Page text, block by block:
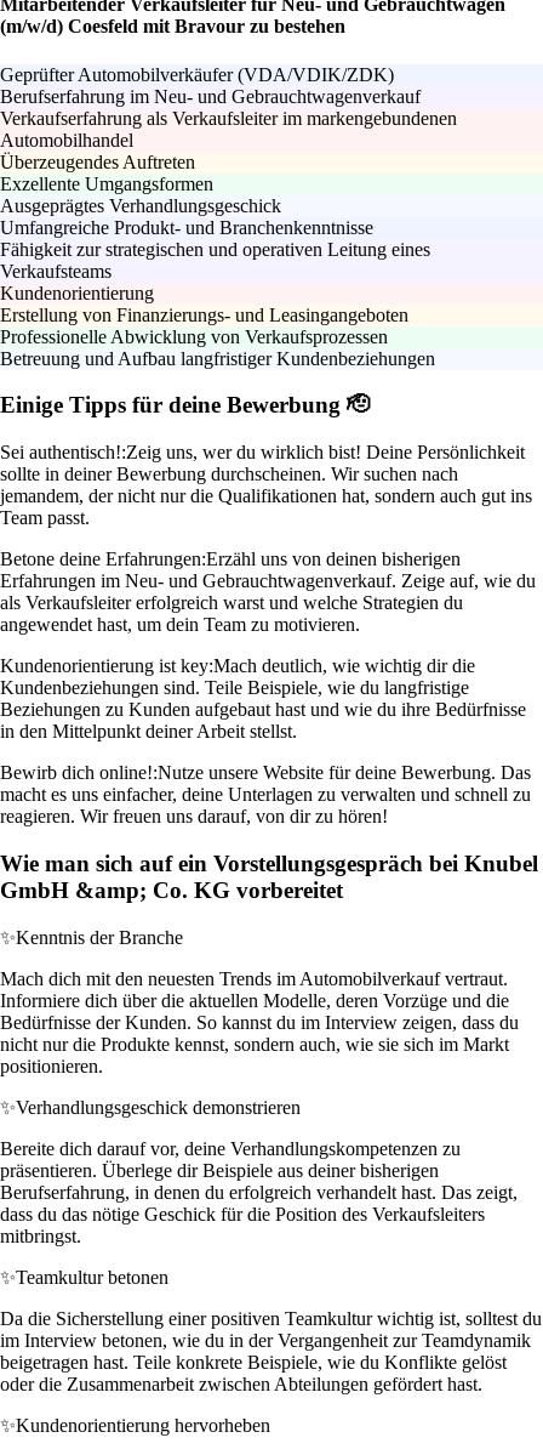
Mitarbeitender Verkaufsleiter für Neu- und Gebrauchtwagen
(m/w/d) Coesfeld mit Bravour zu bestehen
Geprüfter Automobilverkäufer (VDA/VDIK/ZDK)
Berufserfahrung im Neu- und Gebrauchtwagenverkauf
Verkaufserfahrung als Verkaufsleiter im markengebundenen
Automobilhandel
Überzeugendes Auftreten
Exzellente Umgangsformen
Ausgeprägtes Verhandlungsgeschick
Umfangreiche Produkt- und Branchenkenntnisse
Fähigkeit zur strategischen und operativen Leitung eines
Verkaufsteams
Kundenorientierung
Erstellung von Finanzierungs- und Leasingangeboten
Professionelle Abwicklung von Verkaufsprozessen
Betreuung und Aufbau langfristiger Kundenbeziehungen
Einige Tipps für deine Bewerbung 🫡
Sei authentisch!:Zeig uns, wer du wirklich bist! Deine Persönlichkeit
sollte in deiner Bewerbung durchscheinen. Wir suchen nach
jemandem, der nicht nur die Qualifikationen hat, sondern auch gut ins
Team passt.
Betone deine Erfahrungen:Erzähl uns von deinen bisherigen
Erfahrungen im Neu- und Gebrauchtwagenverkauf. Zeige auf, wie du
als Verkaufsleiter erfolgreich warst und welche Strategien du
angewendet hast, um dein Team zu motivieren.
Kundenorientierung ist key:Mach deutlich, wie wichtig dir die
Kundenbeziehungen sind. Teile Beispiele, wie du langfristige
Beziehungen zu Kunden aufgebaut hast und wie du ihre Bedürfnisse
in den Mittelpunkt deiner Arbeit stellst.
Bewirb dich online!:Nutze unsere Website für deine Bewerbung. Das
macht es uns einfacher, deine Unterlagen zu verwalten und schnell zu
reagieren. Wir freuen uns darauf, von dir zu hören!
Wie man sich auf ein Vorstellungsgespräch bei Knubel
GmbH &amp; Co. KG vorbereitet
✨Kenntnis der Branche
Mach dich mit den neuesten Trends im Automobilverkauf vertraut.
Informiere dich über die aktuellen Modelle, deren Vorzüge und die
Bedürfnisse der Kunden. So kannst du im Interview zeigen, dass du
nicht nur die Produkte kennst, sondern auch, wie sie sich im Markt
positionieren.
✨Verhandlungsgeschick demonstrieren
Bereite dich darauf vor, deine Verhandlungskompetenzen zu
präsentieren. Überlege dir Beispiele aus deiner bisherigen
Berufserfahrung, in denen du erfolgreich verhandelt hast. Das zeigt,
dass du das nötige Geschick für die Position des Verkaufsleiters
mitbringst.
✨Teamkultur betonen
Da die Sicherstellung einer positiven Teamkultur wichtig ist, solltest du
im Interview betonen, wie du in der Vergangenheit zur Teamdynamik
beigetragen hast. Teile konkrete Beispiele, wie du Konflikte gelöst
oder die Zusammenarbeit zwischen Abteilungen gefördert hast.
✨Kundenorientierung hervorheben